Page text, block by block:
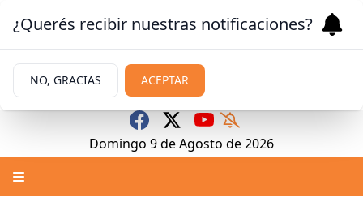
Domingo 9deAgosto de 2026
¿Querés recibir nuestras notificaciones?
NO, GRACIAS ACEPTAR